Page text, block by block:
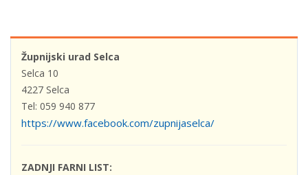
Župnijski urad Selca
Selca 10
4227 Selca
Tel: 059 940 877
https://www.facebook.com/zupnijaselca/
ZADNJI FARNI LIST: